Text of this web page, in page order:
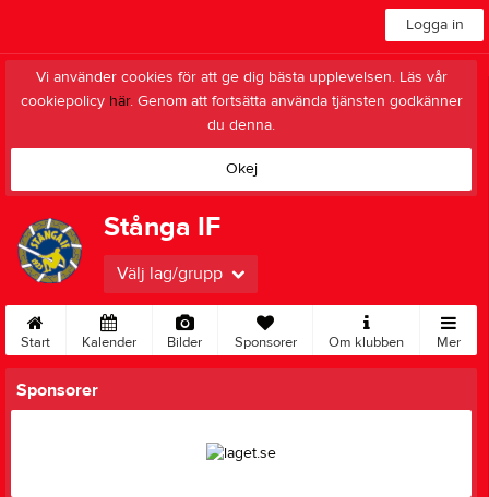
Logga in
Vi använder cookies för att ge dig bästa upplevelsen. Läs vår
cookiepolicy här. Genom att fortsätta använda tjänsten godkänner
du denna.
Okej
Stånga IF
Välj lag/grupp
Start Kalender Bilder Sponsorer Om klubben Mer
Sponsorer